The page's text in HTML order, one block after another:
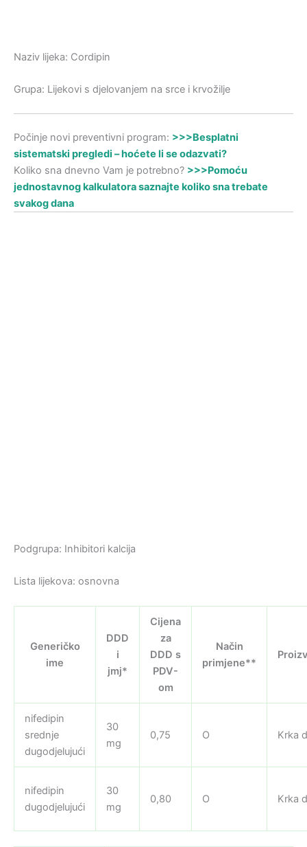
Naziv lijeka: Cordipin
Grupa: Lijekovi s djelovanjem na srce i krvožilje
Počinje novi preventivni program: >>>Besplatni
sistematski pregledi – hoćete li se odazvati?
Koliko sna dnevno Vam je potrebno? >>>Pomoću
jednostavnog kalkulatora saznajte koliko sna trebate
svakog dana
Podgrupa: Inhibitori kalcija
Lista lijekova: osnovna
Generičko
ime
DDD
i
jmj*
Cijena
za
DDD s
PDV-
om
Način
primjene**
nifedipin
srednje
dugodjelujući
30
mg
0,75 O Krka
nifedipin
dugodjelujući
30
mg
0,80 O Krka